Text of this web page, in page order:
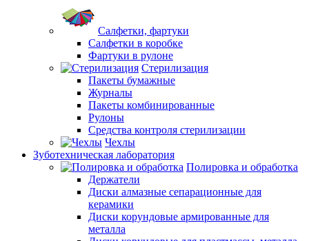
Салфетки, фартуки
Салфетки в коробке
Фартуки в рулоне
Стерилизация
Пакеты бумажные
Журналы
Пакеты комбинированные
Рулоны
Средства контроля стерилизации
Чехлы
Зуботехническая лаборатория
Полировка и обработка
Держатели
Диски алмазные сепарационные для
керамики
Диски корундовые армированные для
металла